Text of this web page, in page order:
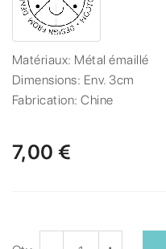
Matériaux: Métal émaillé
Dimensions: Env. 3cm
Fabrication:Chine
7,00 €